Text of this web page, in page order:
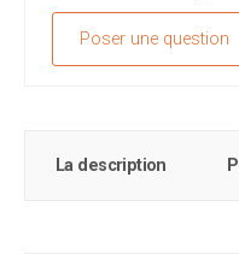
Poser une question
La description